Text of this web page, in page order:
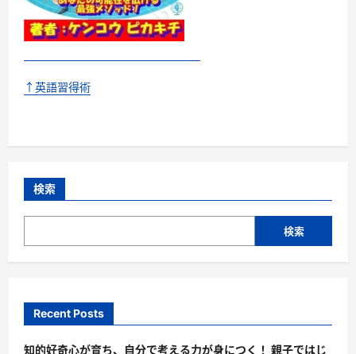
↑英語習得術
検索
検索
Recent Posts
知的好奇心が育ち、自分で考える力が身につく！ 親子ではじ